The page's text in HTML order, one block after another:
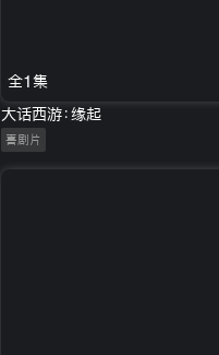
全1集
大话西游：缘起
喜剧片